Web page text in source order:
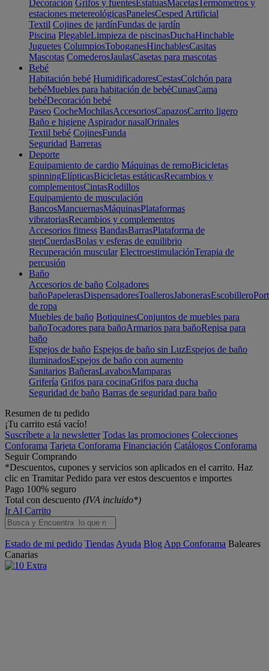
Decoración Grifos y fuentesEstatuasMacetasTermómetros y
estaciones metereológicasPanelesCesped Artificial
Textil Cojines de jardínFundas de jardín
Piscina PlegableLimpieza de piscinasDuchaHinchable
Juguetes ColumpiosToboganesHinchablesCasitas
Mascotas ComederosJaulasCasetas para mascotas
Bebé
Habitación bebé HumidificadoresCestasColchón para
bebéMuebles para habitación de bebéCunasCama
bebéDecoración bebé
Paseo CocheMochilasAccesoriosCapazosCarrito ligero
Baño e higiene Aspirador nasalOrinales
Textil bebé CojinesFunda
Seguridad Barreras
Deporte
Equipamiento de cardio Máquinas de remoBicicletas
spinningElípticasBicicletas estáticasRecambios y
complementosCintasRodillos
Equipamiento de musculación
BancosMancuernasMáquinasPlataformas
vibratoriasRecambios y complementos
Accesorios fitness BandasBarrasPlataforma de
stepCuerdasBolas y esferas de equilibrio
Recuperación muscular ElectroestimulaciónTerapia de
percusión
Baño
Accesorios de baño Colgadores
bañoPapelerasDispensadoresToallerosJabonerasEscobillero
de ropa
Muebles de baño BotiquinesConjuntos de muebles para
bañoTocadores para bañoArmarios para bañoRepisa para
baño
Espejos de baño Espejos de baño sin LuzEspejos de baño
iluminadosEspejos de baño con aumento
Sanitarios BañerasLavabosMamparas
Grifería Grifos para cocinaGrifos para ducha
Seguridad de baño Barras de seguridad para baño
Resumen de tu pedido
¡Tu carrito está vacío!
Suscríbete a la newsletter Todas las promociones Colecciones
Conforama Tarjeta Conforama Financiación Catálogos Conforama
Seguir Comprando
*Descuentos, cupones y servicios son aplicados en el carrito. Haz
clic en Tramitar Pedido para ver estos descuentos e importes
Pago 100% seguro
Total con descuento (IVA incluido*)
Ir Al Carrito
Estado de mi pedido Tiendas Ayuda Blog App Conforama Baleares
Canarias